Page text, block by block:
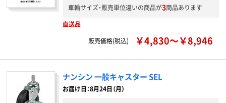
車輪サイズ・販売単位違いの商品が3商品あります
直送品
販売価格(税込)
￥4,830～￥8,946
ナンシン 一般キャスター SEL
お届け日：8月24日（月）